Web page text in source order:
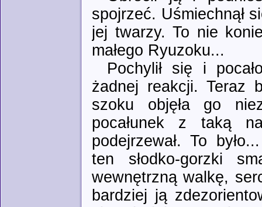
spojrzeć. Uśmiechnął
jej twarzy. To nie
małego Ryuzoku...
Pochylił się i
żadnej reakcji. Teraz
szoku objęła go
pocałunek z taką
podejrzewał. To
ten słodko-gorzki
wewnętrzną walkę,
bardziej ją